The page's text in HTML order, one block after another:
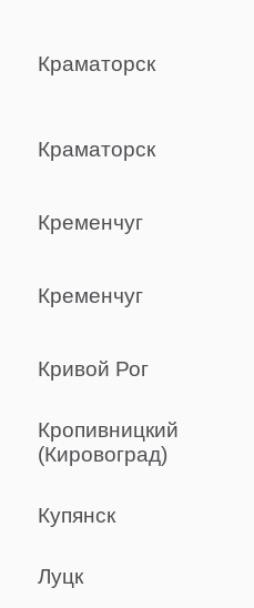
Краматорск
Краматорск
Кременчуг
Кременчуг
Кривой Рог
Кропивницкий
(Кировоград)
Купянск
Луцк